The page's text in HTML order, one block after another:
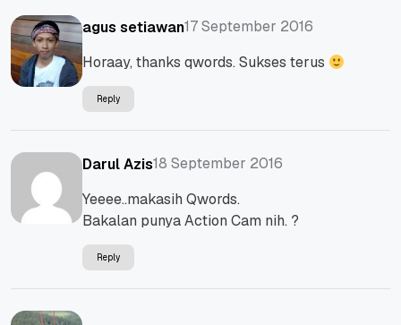
agus setiawan17 September 2016
Horaay, thanks qwords. Sukses terus
Reply
Darul Azis18 September 2016
Yeeee..makasih Qwords.
Bakalan punya Action Cam nih. ?
Reply